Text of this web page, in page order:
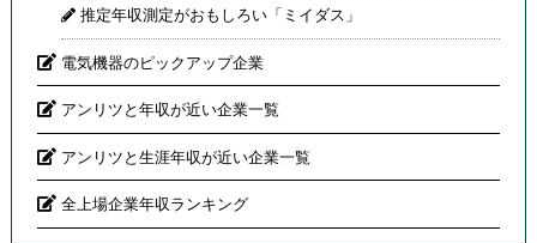
推定年収測定がおもしろい「ミイダス」
電気機器のピックアップ企業
アンリツと年収が近い企業一覧
アンリツと生涯年収が近い企業一覧
全上場企業年収ランキング